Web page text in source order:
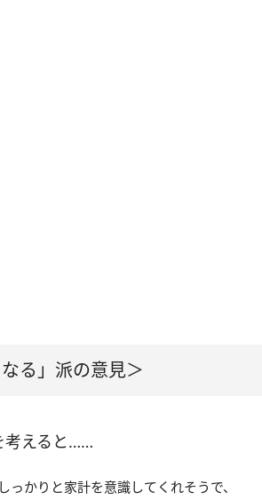
る」派の意見＞
考えると……
っかりと家計を意識してくれそうで、